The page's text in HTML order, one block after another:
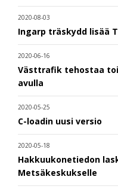
2020-08-03
Ingarp träskydd lisää
2020-06-16
Västtrafik tehostaa
avulla
2020-05-25
C-loadin uusi versio
2020-05-18
Hakkuukonetiedon
Metsäkeskukselle